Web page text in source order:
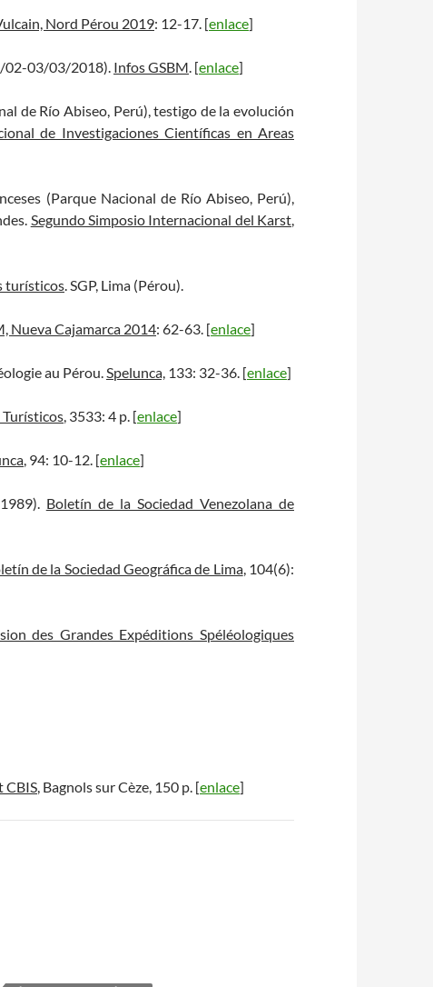
Nord Pérou 2019: 12-17. [enlace]
02-03/03/2018). Infos GSBM. [enlace]
de Río Abiseo, Perú), testigo de la evolución
de Investigaciones Científicas en Areas
(Parque Nacional de Río Abiseo, Perú),
Segundo Simposio Internacional del Karst,
turísticos. SGP, Lima (Pérou).
Nueva Cajamarca 2014: 62-63. [enlace]
au Pérou.Spelunca, 133: 32-36. [enlace]
Turísticos, 3533: 4 p. [enlace]
, 94: 10-12. [enlace]
Boletín de la Sociedad Venezolana de
de la Sociedad Geográfica de Lima, 104(6):
des Grandes Expéditions Spéléologiques
CBIS, Bagnols sur Cèze, 150 p. [enlace]